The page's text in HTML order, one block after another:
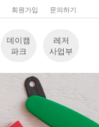
회원가입 문의하기
데이캠
파크
레저
사업부